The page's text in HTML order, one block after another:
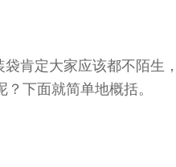
肯定大家应该都不陌生
下面就简单地概括。